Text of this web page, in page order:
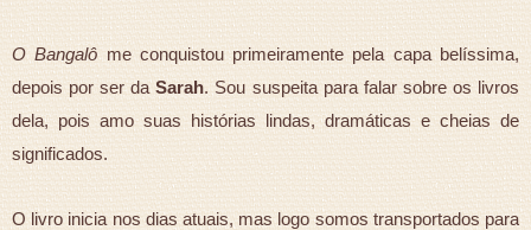
O Bangalôme conquistou primeiramente pela capa belíssima,
depois por ser daSarah. Sou suspeita para falar sobre os livros
dela, pois amo suas histórias lindas, dramáticas e cheias de
significados.
O livro inicia nos dias atuais, mas logo somos transportados para